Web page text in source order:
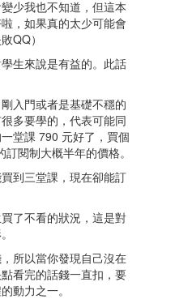
少我也不知道，但這本
，如果真的太少可能會
QQ）
生來說是有益的。此話
入門或者是基礎不穩的
多要學的，代表可能同
堂課 790 元好了，買個
閱制大概半年的價格。
到三堂課，現在卻能訂
了不看的狀況，這是對
所以當你發現自己沒在
看完的話錢一直扣，要
動力之一。